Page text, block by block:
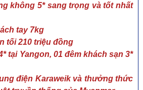
không 5* sang trọng và tốt nhất
tay 7kg
tối 210 triệu đồng
tại Yangon, 01 đêm khách sạn 3*
điện Karaweik và thưởng thức